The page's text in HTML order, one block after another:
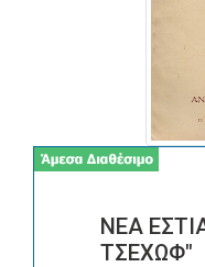
ΝΕΑ
ΤΣΕΧΩΦ"